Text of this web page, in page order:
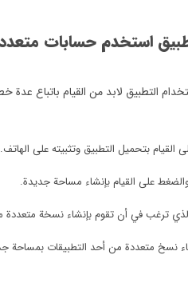
استخدم حسابات
التطبيق لابد من القيام باتباع عدة
القيام بتحميل التطبيق وتثبيته على الهاتف.
والضغط على القيام بإنشاء مساحة جديدة.
ترغب في أن تقوم بإنشاء نسخة متعددة
نسخ متعددة من أحد التطبيقات بمساحة